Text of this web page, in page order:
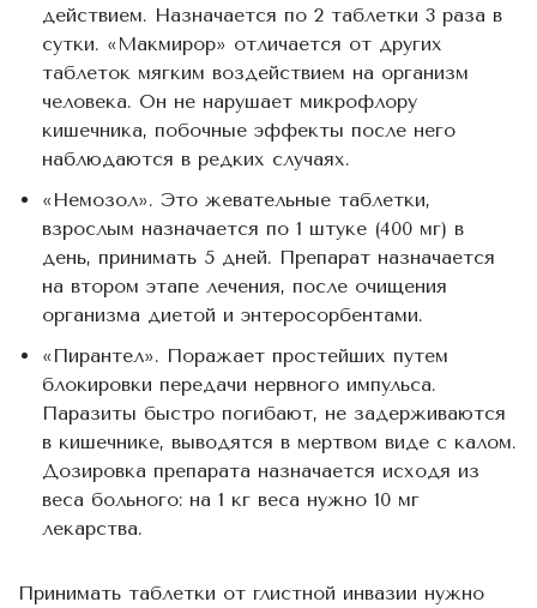
действием. Назначается по 2 таблетки 3 раза в
сутки. «Макмирор» отличается от других
таблеток мягким воздействием на организм
человека. Он не нарушает микрофлору
кишечника, побочные эффекты после него
наблюдаются в редких случаях.
«Немозол». Это жевательные таблетки,
взрослым назначается по 1 штуке (400 мг) в
день, принимать 5 дней. Препарат назначается
на втором этапе лечения, после очищения
организма диетой и энтеросорбентами.
«Пирантел». Поражает простейших путем
блокировки передачи нервного импульса.
Паразиты быстро погибают, не задерживаются
в кишечнике, выводятся в мертвом виде с калом.
Дозировка препарата назначается исходя из
веса больного: на 1 кг веса нужно 10 мг
лекарства.
Принимать таблетки от глистной инвазии нужно